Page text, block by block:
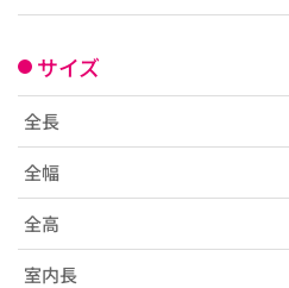
サイズ
全長
全幅
全高
室内長